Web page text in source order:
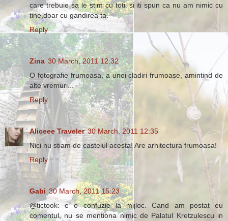
care trebuie sa le stim cu totii si iti spun ca nu am nimic cu
tine,doar cu gandirea ta.
Reply
Zina 30 March, 2011 12:32
O fotografie frumoasa, a unei cladiri frumoase, amintind de
alte vremuri...
Reply
Aliceee Traveler 30 March, 2011 12:35
Nici nu stiam de castelul acesta! Are arhitectura frumoasa!
Reply
Gabi 30 March, 2011 15:23
@tictook: e o confuzie la mijloc. Cand am postat eu
comentul, nu se mentiona nimic de Palatul Kretzulescu in